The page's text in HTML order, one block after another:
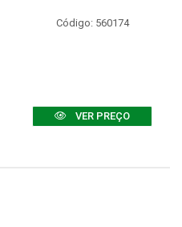
Código: 560174
VER PREÇO